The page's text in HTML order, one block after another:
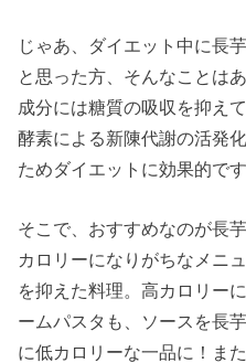
じゃあ、ダイエット中に長
と思った方、そんなことは
成分には糖質の吸収を抑え
酵素による新陳代謝の活発
ためダイエットに効果的です
そこで、おすすめなのが長
カロリーになりがちなメニ
を抑えた料理。高カロリー
ームパスタも、ソースを長
に低カロリーな一品に！ま